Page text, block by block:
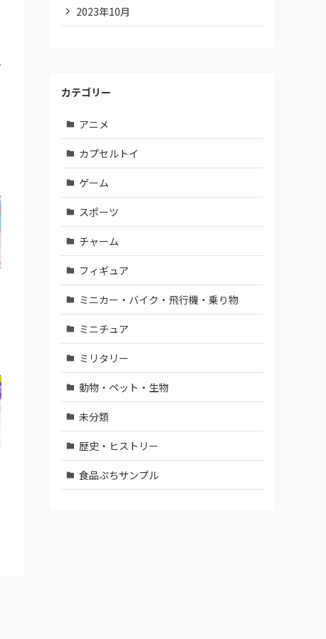
2023年10月
カテゴリー
アニメ
カプセルトイ
ゲーム
スポーツ
チャーム
フィギュア
ミニカー・バイク・飛行機・乗り物
ミニチュア
ミリタリー
動物・ペット・生物
未分類
歴史・ヒストリー
食品ぷちサンプル